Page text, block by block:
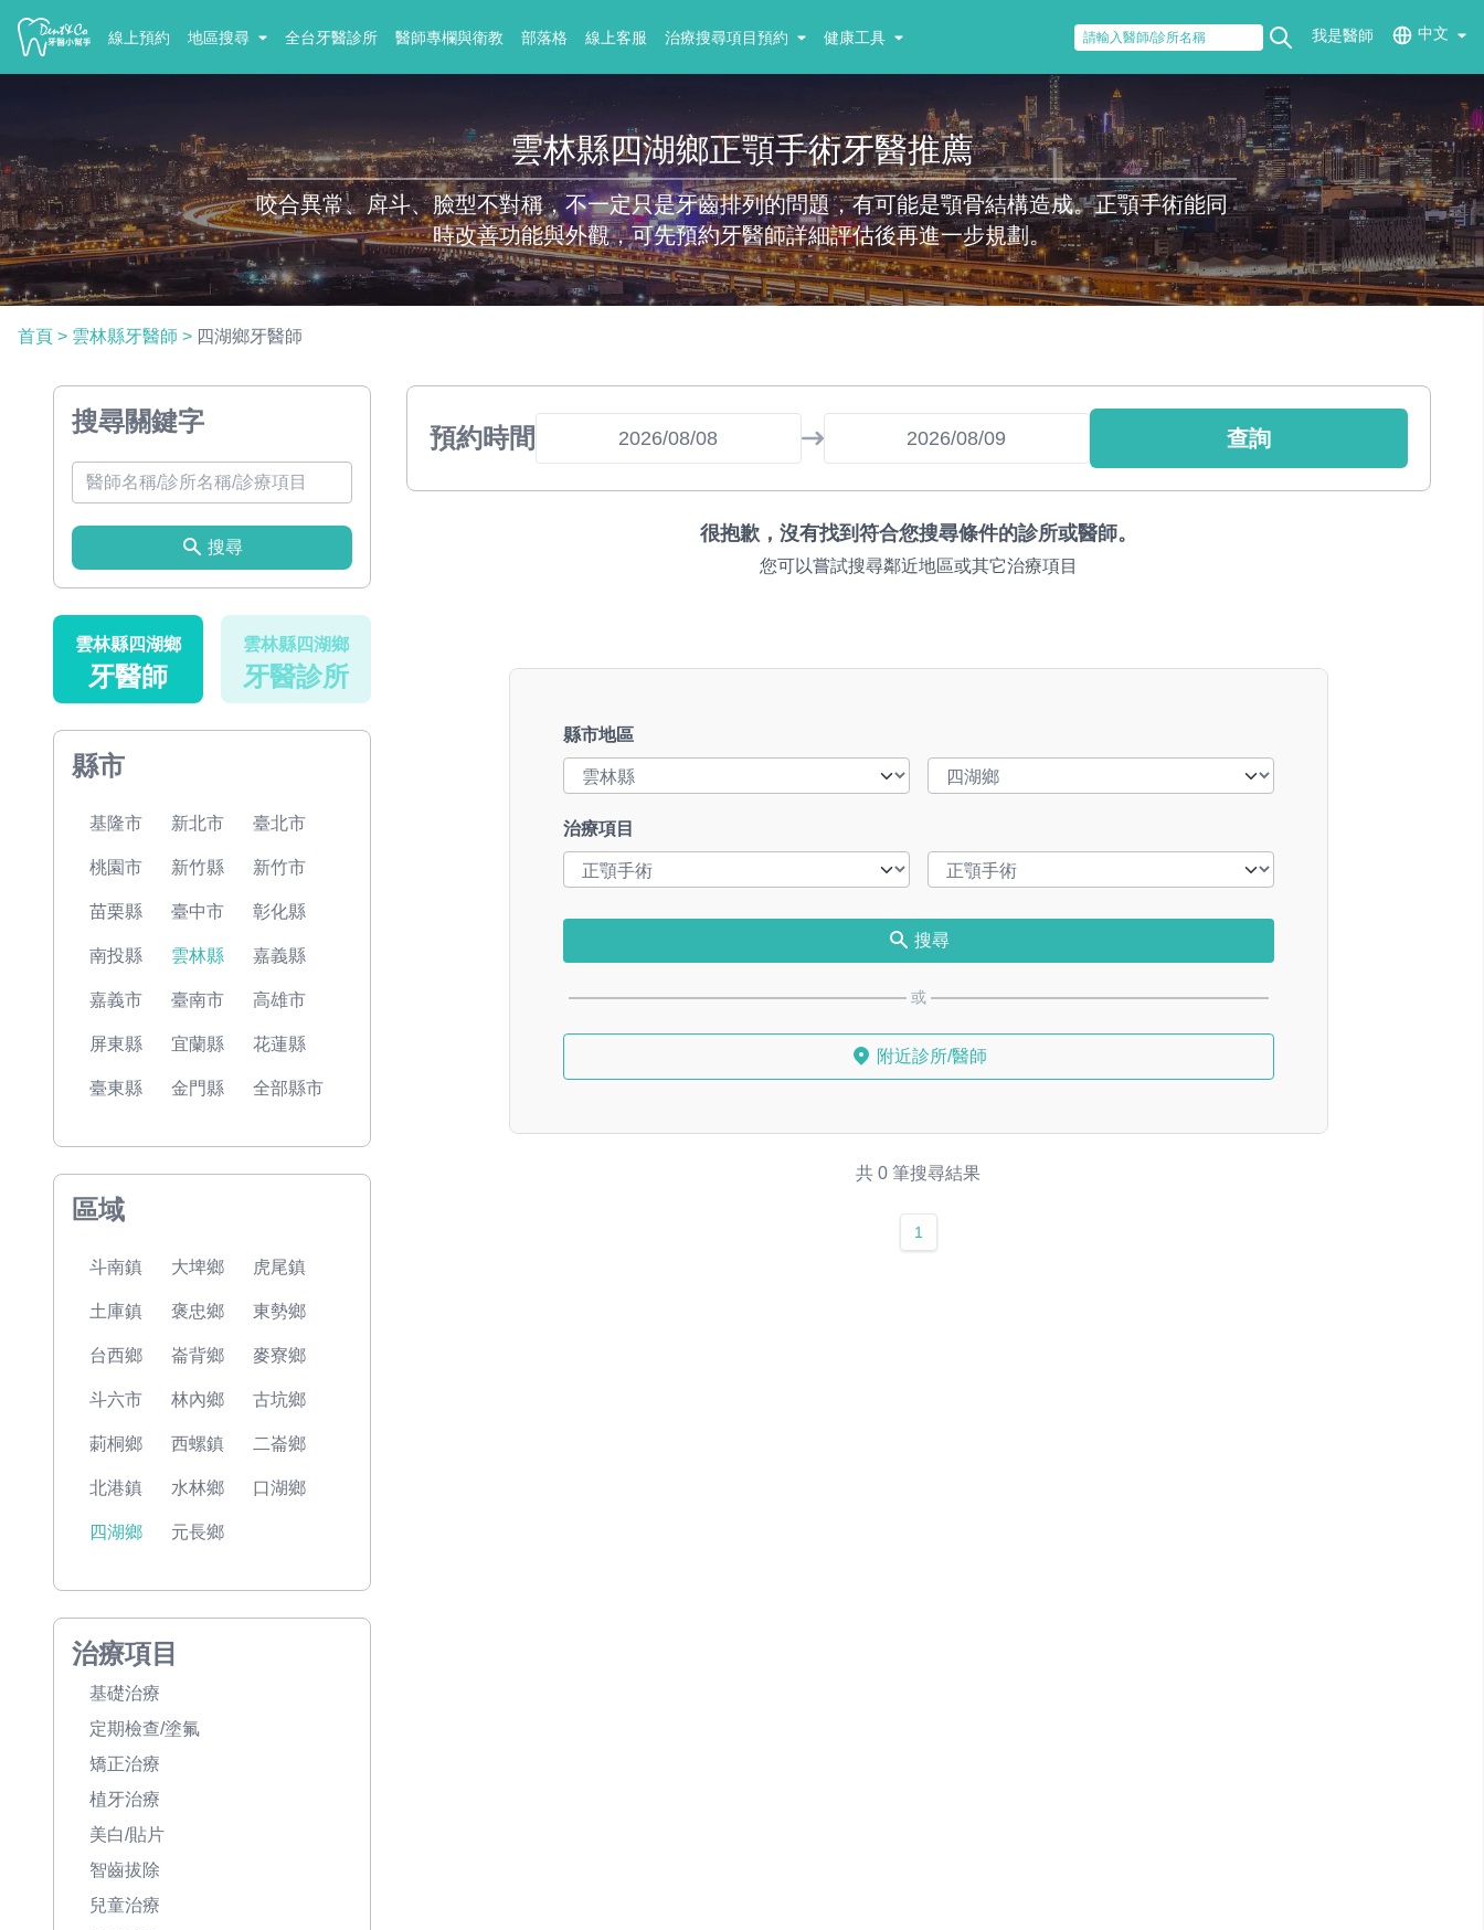
線上預約 地區搜尋 全台牙醫診所 醫師專欄與衛教 部落格 線上客服 治療搜尋項目預約 健康工具 我是醫師 中文
雲林縣四湖鄉正顎手術牙醫推薦
咬合異常、戽斗、臉型不對稱，不一定只是牙齒排列的問題，有可能是顎骨結構造成。正顎手術能同
時改善功能與外觀，可先預約牙醫師詳細評估後再進一步規劃。
首頁 > 雲林縣牙醫師 > 四湖鄉牙醫師
搜尋關鍵字
搜尋
雲林縣四湖鄉
牙醫師
雲林縣四湖鄉
牙醫診所
縣市
基隆市 新北市 臺北市
桃園市 新竹縣 新竹市
苗栗縣 臺中市 彰化縣
南投縣 雲林縣 嘉義縣
嘉義市 臺南市 高雄市
屏東縣 宜蘭縣 花蓮縣
臺東縣 金門縣 全部縣市
區域
斗南鎮 大埤鄉 虎尾鎮
土庫鎮 褒忠鄉 東勢鄉
台西鄉 崙背鄉 麥寮鄉
斗六市 林內鄉 古坑鄉
莿桐鄉 西螺鎮 二崙鄉
北港鎮 水林鄉 口湖鄉
四湖鄉 元長鄉
治療項目
基礎治療
定期檢查/塗氟
矯正治療
植牙治療
美白/貼片
智齒拔除
兒童治療
預約時間 查詢
很抱歉，沒有找到符合您搜尋條件的診所或醫師。
您可以嘗試搜尋鄰近地區或其它治療項目
縣市地區
治療項目
搜尋
或
附近診所/醫師
共 0 筆搜尋結果
1